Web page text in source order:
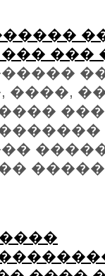
���
����,
���